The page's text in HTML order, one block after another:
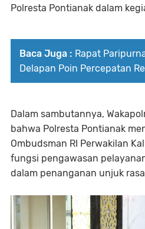
Polresta Pontianak dalam
Baca Juga : Rapat
Delapan Poin Percepatan
Dalam sambutannya,
bahwa Polresta Pontianak
Ombudsman RI Perwakilan
fungsi pengawasan
dalam penanganan unjuk